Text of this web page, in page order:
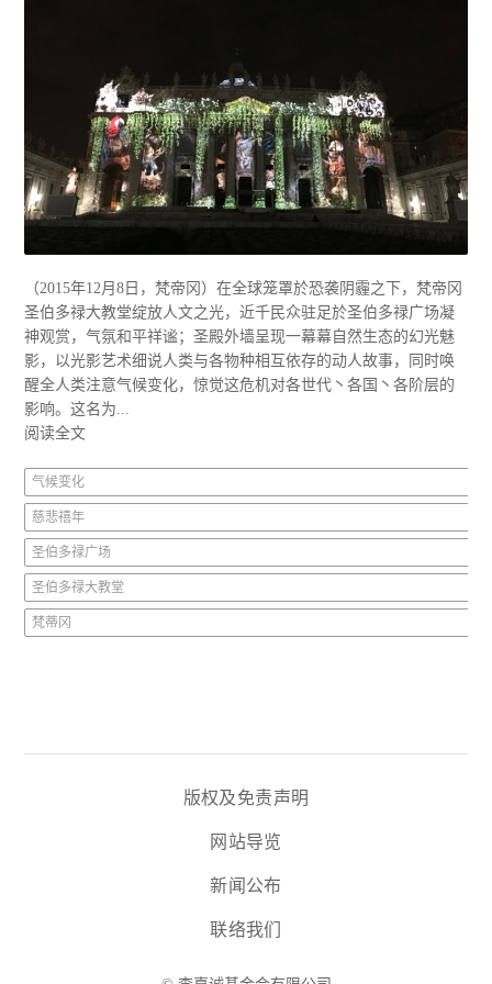
（2015年12月8日，梵帝冈）在全球笼罩於恐袭阴霾之下，梵帝冈
圣伯多禄大教堂绽放人文之光，近千民众驻足於圣伯多禄广场凝
神观赏，气氛和平祥谧；圣殿外墙呈现一幕幕自然生态的幻光魅
影，以光影艺术细说人类与各物种相互依存的动人故事，同时唤
醒全人类注意气候变化，惊觉这危机对各世代丶各国丶各阶层的
影响。这名为...
阅读全文
气候变化
慈悲禧年
圣伯多禄广场
圣伯多禄大教堂
梵蒂冈
版权及免责声明
网站导览
新闻公布
联络我们